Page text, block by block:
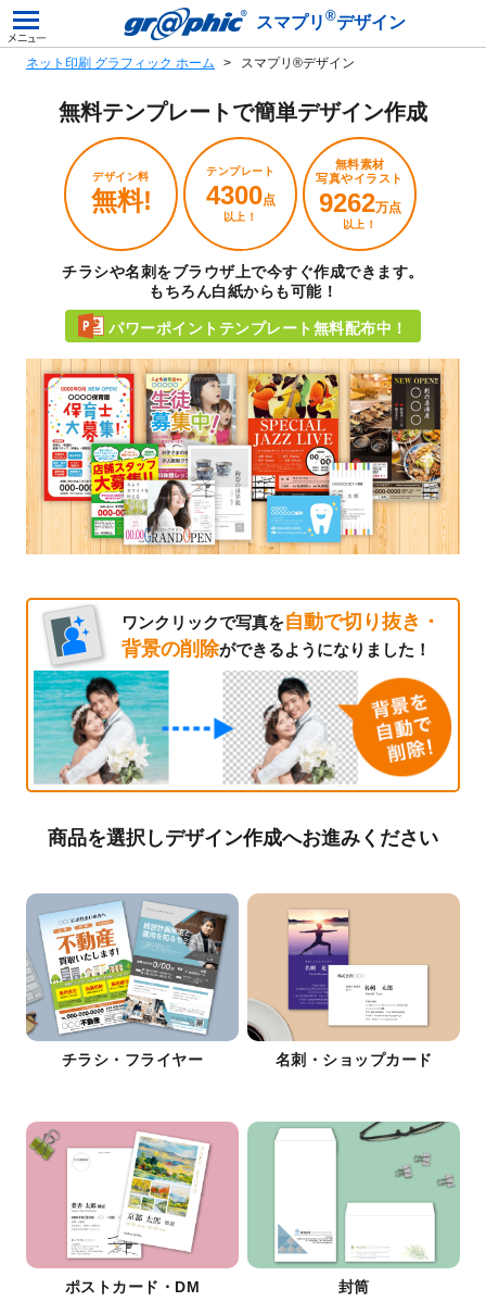
スマプリ ®デザイン
ネット印刷 グラフィック ホーム スマプリ®デザイン
無料テンプレートで簡単デザイン作成
デザイン料
無料!
テンプレート
4300点
以上！
無料素材
写真やイラスト
9262万点
以上！
チラシや名刺をブラウザ上で今すぐ作成できます。
もちろん白紙からも可能！
パワーポイントテンプレート無料配布中！
ワンクリックで写真を自動で切り抜き・
背景の削除ができるようになりました！
商品を選択しデザイン作成へお進みください
チラシ・フライヤー 名刺・ショップカード
ポストカード・DM 封筒